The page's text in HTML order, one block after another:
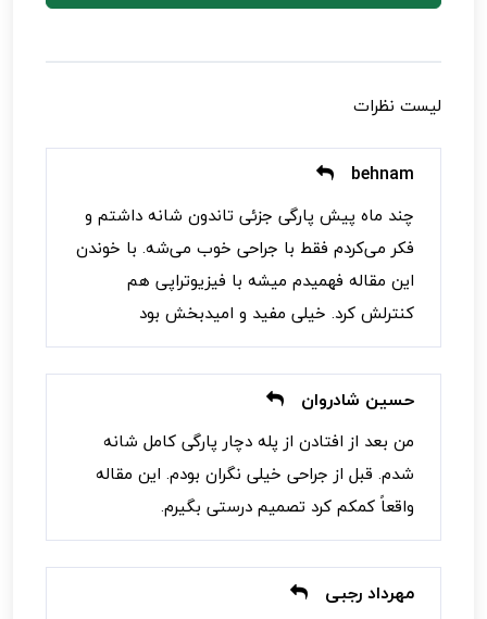
لیست نظرات
behnam
چند ماه پیش پارگی جزئی تاندون شانه داشتم و
فکر می‌کردم فقط با جراحی خوب می‌شه. با خوندن
این مقاله فهمیدم میشه با فیزیوتراپی هم
کنترلش کرد. خیلی مفید و امیدبخش بود
حسین شادروان
من بعد از افتادن از پله دچار پارگی کامل شانه
شدم. قبل از جراحی خیلی نگران بودم. این مقاله
واقعاً کمکم کرد تصمیم درستی بگیرم.
مهرداد رجبی